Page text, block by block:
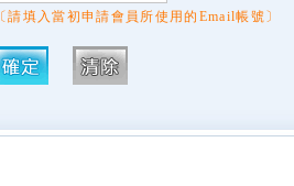
〔請填入當初申請會員所使用的Email帳號〕